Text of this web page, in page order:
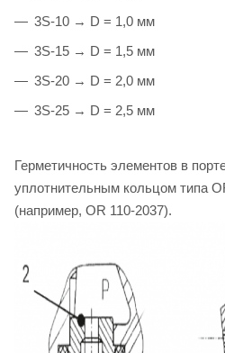
3S-10 → D = 1,0 мм
3S-15 → D = 1,5 мм
3S-20 → D = 2,0 мм
3S-25 → D = 2,5 мм
Герметичность элементов в
уплотнительным кольцом типа
(например, OR 110-2037).